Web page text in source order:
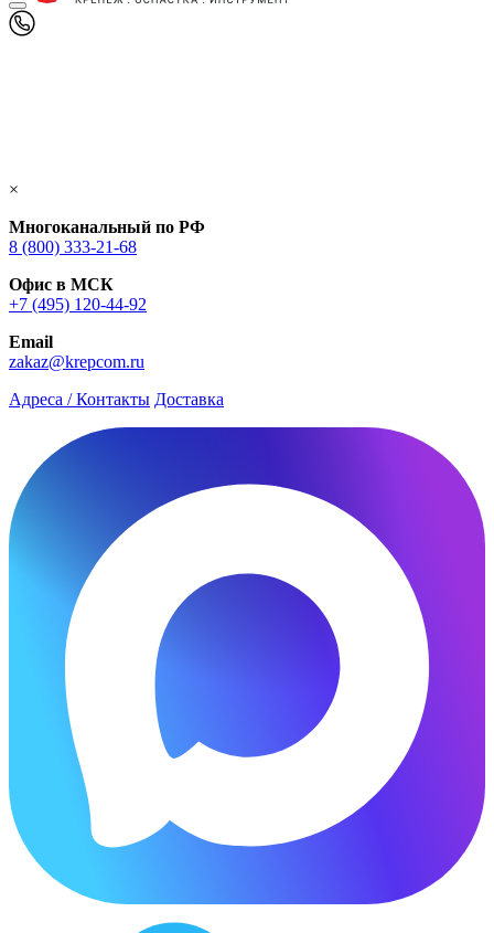
×
Многоканальный по РФ
8 (800) 333‑21-68
Офис в МСК
+7 (495) 120-44-92
Email
zakaz@krepcom.ru
Адреса / Контакты Доставка